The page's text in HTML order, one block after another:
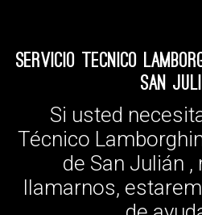
Servicio Tecnico
San
Si usted
Técnico
de San Julián ,
llamarnos,